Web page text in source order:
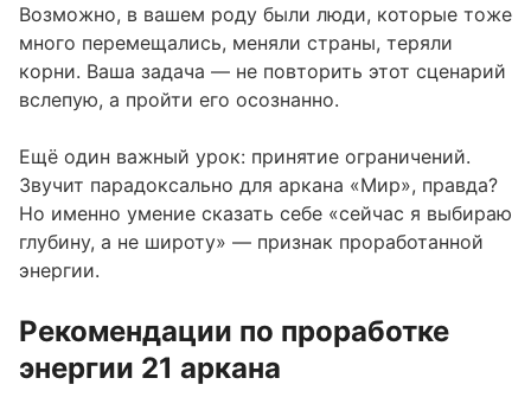
Возможно, в вашем роду были люди, которые тоже
много перемещались, меняли страны, теряли
корни. Ваша задача — не повторить этот сценарий
вслепую, а пройти его осознанно.
Ещё один важный урок: принятие ограничений.
Звучит парадоксально для аркана «Мир», правда?
Но именно умение сказать себе «сейчас я выбираю
глубину, а не широту» — признак проработанной
энергии.
Рекомендации по проработке
энергии 21 аркана